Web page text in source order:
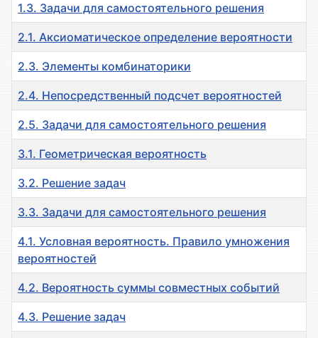
1.3. Задачи для самостоятельного решения
2.1. Аксиоматическое определение вероятности
2.3. Элементы комбинаторики
2.4. Непосредственный подсчет вероятностей
2.5. Задачи для самостоятельного решения
3.1. Геометрическая вероятность
3.2. Решение задач
3.3. Задачи для самостоятельного решения
4.1. Условная вероятность. Правило умножения
вероятностей
4.2. Вероятность суммы совместных событий
4.3. Решение задач